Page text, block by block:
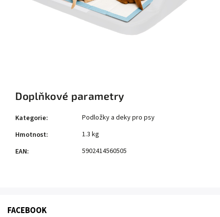
Doplňkové parametry
Kategorie:
Podložky a deky pro psy
Hmotnost:
1.3 kg
EAN: 5902414560505
FACEBOOK